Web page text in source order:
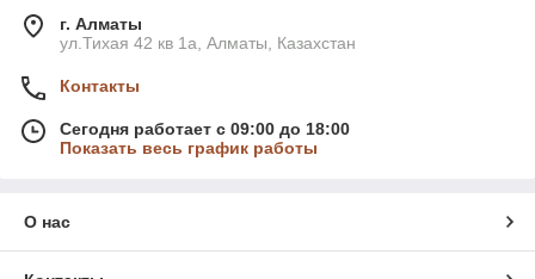
г. Алматы
ул.Тихая 42 кв 1a, Алматы, Казахстан
Контакты
Сегодня работает с 09:00 до 18:00
Показать весь график работы
О нас